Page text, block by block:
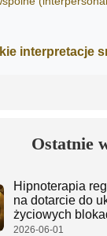
interpretacje
Ostatnie
Hipnoterapia
na dotarcie do
życiowych
2026-06-01